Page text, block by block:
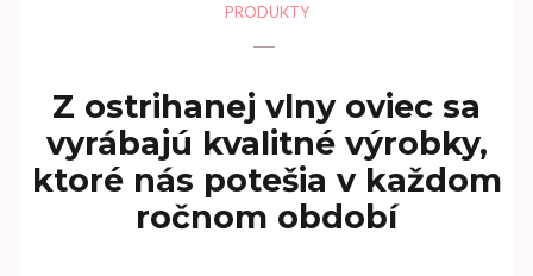
PRODUKTY
Z ostrihanej vlny oviec sa
vyrábajú kvalitné výrobky,
ktoré nás potešia v každom
ročnom období